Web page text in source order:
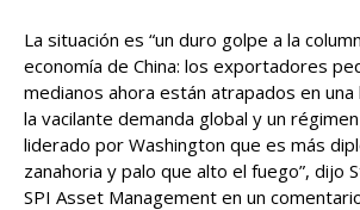
La situación es “un duro golpe a la
economía de China: los exportadores
medianos ahora están atrapados en
la vacilante demanda global y un
liderado por Washington que es más
zanahoria y palo que alto el fuego”, dijo
SPI Asset Management en un